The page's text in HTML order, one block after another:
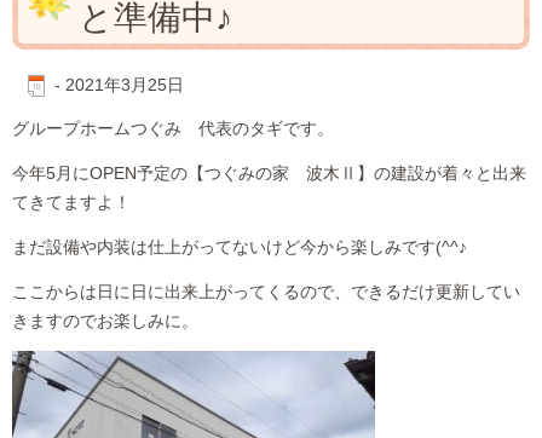
と準備中♪
- 2021年3月25日
グループホームつぐみ 代表のタギです。
今年5月にOPEN予定の【つぐみの家 波木Ⅱ】の建設が着々と出来
てきてますよ！
まだ設備や内装は仕上がってないけど今から楽しみです(^^♪
ここからは日に日に出来上がってくるので、できるだけ更新してい
きますのでお楽しみに。